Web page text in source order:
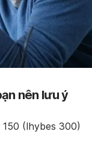
nên lưu ý
(Ihybes 300)